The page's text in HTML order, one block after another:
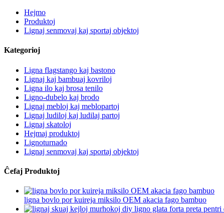
Hejmo
Produktoj
Lignaj senmovaj kaj sportaj objektoj
Kategorioj
Ligna flagstango kaj bastono
Lignaj kaj bambuaj kovriloj
Ligna ilo kaj brosa tenilo
Ligno-dubelo kaj brodo
Lignaj mebloj kaj meblopartoj
Lignaj ludiloj kaj ludilaj partoj
Lignaj skatoloj
Hejmaj produktoj
Lignoturnado
Lignaj senmovaj kaj sportaj objektoj
Ĉefaj Produktoj
ligna bovlo por kuireja miksilo OEM akacia fago bambuo